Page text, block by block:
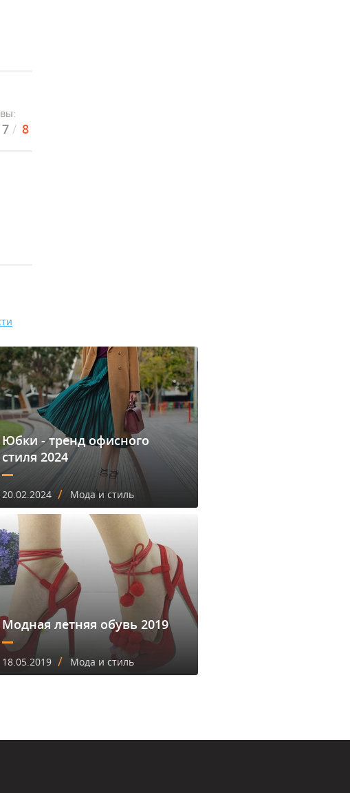
7 8
Юбки - тренд офисного
стиля 2024
20.02.2024 / Мода и стиль
Модная летняя обувь 2019
18.05.2019 / Мода и стиль